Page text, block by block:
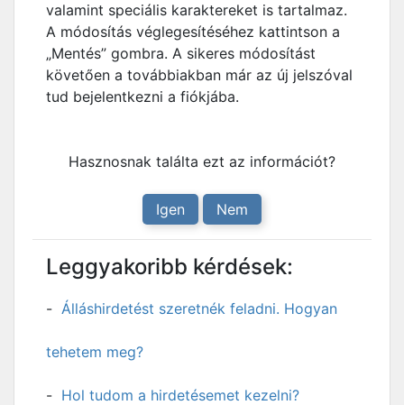
valamint speciális karaktereket is tartalmaz.
A módosítás véglegesítéséhez kattintson a
„Mentés” gombra. A sikeres módosítást
követően a továbbiakban már az új jelszóval
tud bejelentkezni a fiókjába.
Hasznosnak találta ezt az információt?
Igen Nem
Leggyakoribb kérdések:
Álláshirdetést szeretnék feladni. Hogyan
tehetem meg?
Hol tudom a hirdetésemet kezelni?